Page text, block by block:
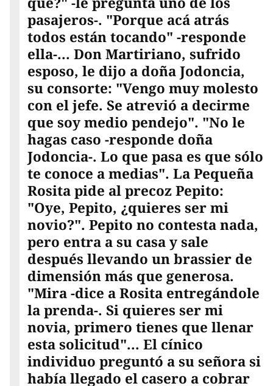
pasajeros-. "Porque acá atrás
todos están tocando" -responde
ella-... Don Martiriano, sufrido
esposo, le dijo a doña Jodoncia,
su consorte: "Vengo muy molesto
con el jefe. Se atrevió a decirme
que soy medio pendejo". "No le
hagas caso -responde doña
Jodoncia-. Lo que pasa es que sólo
te conoce a medias". La Pequeña
Rosita pide al precoz Pepito:
"Oye, Pepito, ¿quieres ser mi
novio?". Pepito no contesta nada,
pero entra a su casa y sale
después llevando un brassier de
dimensión más que generosa.
"Mira -dice a Rosita entregándole
la prenda-. Si quieres ser mi
novia, primero tienes que llenar
esta solicitud"... El cínico
individuo preguntó a su señora si
había llegado el casero a cobrar